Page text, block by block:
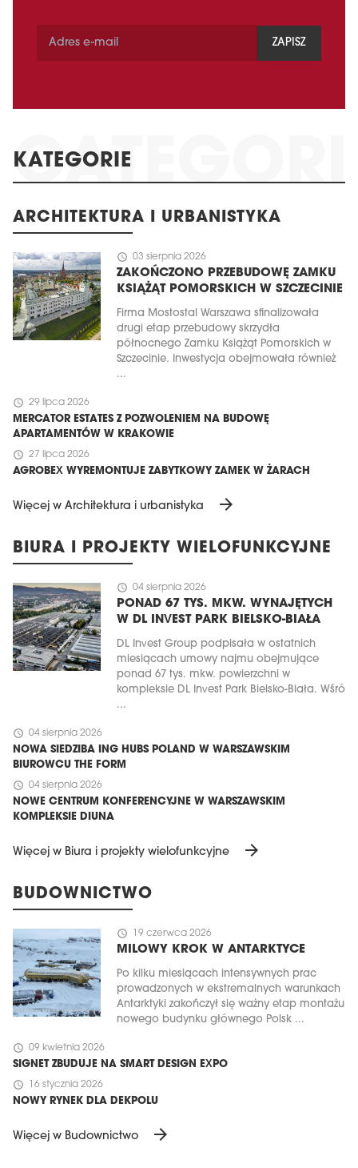
ZAPISZ
KATEGORIE
ARCHITEKTURA I URBANISTYKA
schedule 03 sierpnia 2026
ZAKOŃCZONO PRZEBUDOWĘ ZAMKU
KSIĄŻĄT POMORSKICH W SZCZECINIE
Firma Mostostal Warszawa sfinalizowała
drugi etap przebudowy skrzydła
północnego Zamku Książąt Pomorskich w
Szczecinie. Inwestycja obejmowała również
...
schedule 29 lipca 2026
MERCATOR ESTATES Z POZWOLENIEM NA BUDOWĘ
APARTAMENTÓW W KRAKOWIE
schedule 27 lipca 2026
AGROBEX WYREMONTUJE ZABYTKOWY ZAMEK W ŻARACH
Więcej w Architektura i urbanistyka arrow_forward
BIURA I PROJEKTY WIELOFUNKCYJNE
schedule 04 sierpnia 2026
PONAD 67 TYS. MKW. WYNAJĘTYCH
W DL INVEST PARK BIELSKO-BIAŁA
DL Invest Group podpisała w ostatnich
miesiącach umowy najmu obejmujące
ponad 67 tys. mkw. powierzchni w
kompleksie DL Invest Park Bielsko-Biała. Wśró
...
schedule 04 sierpnia 2026
NOWA SIEDZIBA ING HUBS POLAND W WARSZAWSKIM
BIUROWCU THE FORM
schedule 04 sierpnia 2026
NOWE CENTRUM KONFERENCYJNE W WARSZAWSKIM
KOMPLEKSIE DIUNA
Więcej w Biura i projekty wielofunkcyjne arrow_forward
BUDOWNICTWO
schedule 19 czerwca 2026
MILOWY KROK W ANTARKTYCE
Po kilku miesiącach intensywnych prac
prowadzonych w ekstremalnych warunkach
Antarktyki zakończył się ważny etap montażu
nowego budynku głównego Polsk ...
schedule 09 kwietnia 2026
SIGNET ZBUDUJE NA SMART DESIGN EXPO
schedule 16 stycznia 2026
NOWY RYNEK DLA DEKPOLU
Więcej w Budownictwo arrow_forward